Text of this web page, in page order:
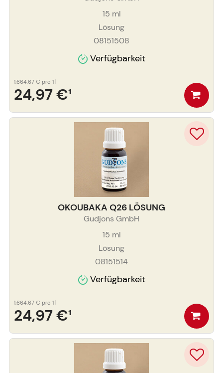
15 ml
Lösung
08151508
Verfügbarkeit
24,97 €¹
1.664,67 € pro 1 l
OKOUBAKA Q26 LÖSUNG
Gudjons GmbH
15 ml
Lösung
08151514
Verfügbarkeit
24,97 €¹
1.664,67 € pro 1 l